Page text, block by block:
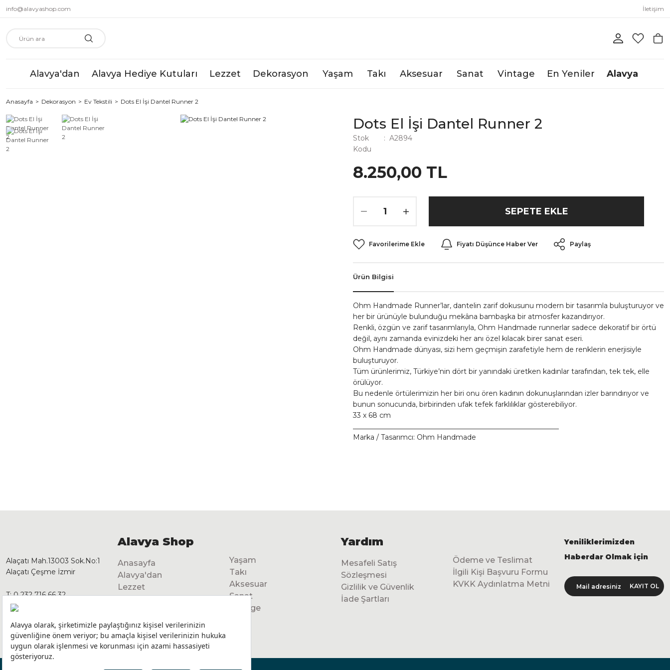
info@alavyashop.com İletişim
Alavya'dan Alavya Hediye Kutuları Lezzet Dekorasyon Yaşam Takı Aksesuar Sanat Vintage En Yeniler Alavya
Anasayfa Dekorasyon Ev Tekstili Dots El İşi Dantel Runner 2
Dots El İşi Dantel Runner 2
Stok
Kodu
A2894
8.250,00 TL
SEPETE EKLE
Fiyatı Düşünce Haber Ver Paylaş
Ürün Bilgisi
Ohm Handmade Runner’lar, dantelin zarif dokusunu modern bir tasarımla buluşturuyor ve
her bir ürünüyle bulunduğu mekâna bambaşka bir atmosfer kazandırıyor.
Renkli, özgün ve zarif tasarımlarıyla, Ohm Handmade runnerlar sadece dekoratif bir örtü
değil, aynı zamanda evinizdeki her anı özel kılacak birer sanat eseri.
Ohm Handmade dünyası, sizi hem geçmişin zarafetiyle hem de renklerin enerjisiyle
buluşturuyor.
Tüm ürünlerimiz, Türkiye’nin dört bir yanındaki üretken kadınlar tarafından, tek tek, elle
örülüyor.
Bu nedenle örtülerimizin her biri onu ören kadının dokunuşlarından izler barındırıyor ve
bunun sonucunda, birbirinden ufak tefek farklılıklar gösterebiliyor.
33 x 68 cm
Marka / Tasarımcı: Ohm Handmade
Alaçatı Mah.13003 Sok.No:1
Alaçatı Çeşme İzmir
T: 0 232 716 66 32
GSM:
info@alavyashop.com
Alavya Shop
Anasayfa
Alavya'dan
Lezzet
Dekorasyon
Yaşam
Takı
Aksesuar
Sanat
Vintage
Yardım
Mesafeli Satış
Sözleşmesi
Gizlilik ve Güvenlik
İade Şartları
Ödeme ve Teslimat
İlgili Kişi Başvuru Formu
KVKK Aydınlatma Metni
Yeniliklerimizden
Haberdar Olmak için
KAYIT OL